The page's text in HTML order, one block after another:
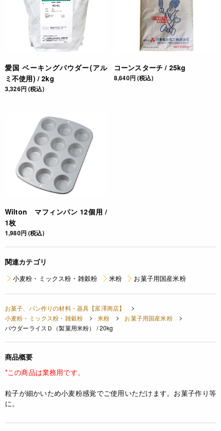
愛国 ベーキングパウダー(アル
ミ不使用) / 2kg
3,326円 (税込)
コーンスターチ / 25kg
8,640円 (税込)
Wilton マフィンパン 12個用 /
1枚
1,980円 (税込)
関連カテゴリ
小麦粉・ミックス粉・雑穀粉 米粉 お菓子用国産米粉
お菓子、パン作りの材料・器具【富澤商店】
小麦粉・ミックス粉・雑穀粉
米粉
お菓子用国産米粉
パウダーライスＤ（製菓用米粉） / 20kg
商品概要
*この商品は業務用です。
粒子が細かいため小麦粉感覚でご使用いただけます。お菓子作り等
に。